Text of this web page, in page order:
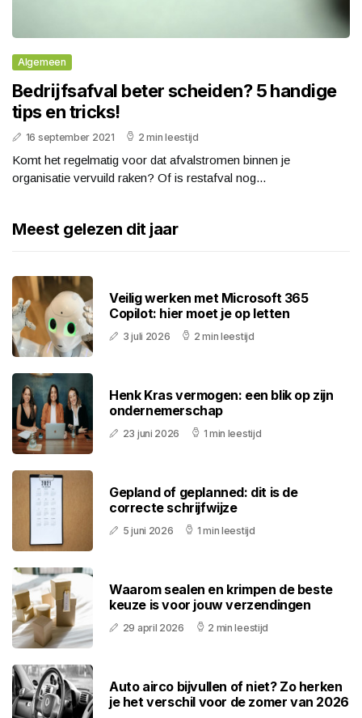
Algemeen
Bedrijfsafval beter scheiden? 5 handige
tips en tricks!
16 september 2021 2 min leestijd
Komt het regelmatig voor dat afvalstromen binnen je
organisatie vervuild raken? Of is restafval nog...
Meest gelezen dit jaar
Veilig werken met Microsoft 365
Copilot: hier moet je op letten
3 juli 2026 2 min leestijd
Henk Kras vermogen: een blik op zijn
ondernemerschap
23 juni 2026 1 min leestijd
Gepland of geplanned: dit is de
correcte schrijfwijze
5 juni 2026 1 min leestijd
Waarom sealen en krimpen de beste
keuze is voor jouw verzendingen
29 april 2026 2 min leestijd
Auto airco bijvullen of niet? Zo herken
je het verschil voor de zomer van 2026